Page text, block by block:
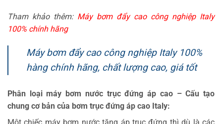
Tham khảo thêm: Máy bơm đẩy cao công nghiệp Italy
100% chính hãng
Máy bơm đẩy cao công nghiệp Italy 100%
hàng chính hãng, chất lượng cao, giá tốt
Phân loại máy bơm nước trục đứng áp cao – Cấu tạo
chung cơ bản của bơm trục đứng áp cao Italy: